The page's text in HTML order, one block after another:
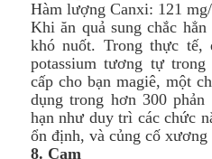
Hàm lượng Canxi: 121
Khi ăn quả sung chắc
khó nuốt. Trong thực tế,
potassium tương tự
cấp cho bạn magiê, một
dụng trong hơn 300
hạn như duy trì các chức
ổn định, và củng cố xương
8. Cam